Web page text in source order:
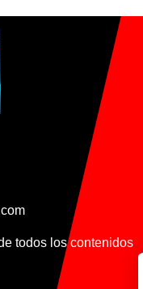
todos los contenidos